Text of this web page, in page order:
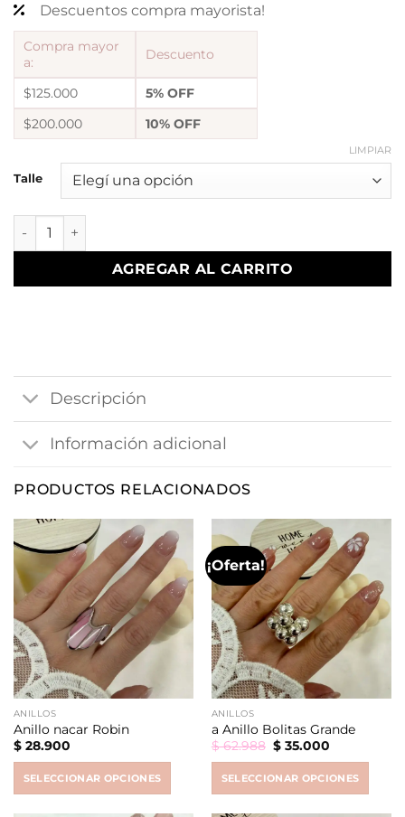
Descuentos compra mayorista!
Compra mayor
a:
Descuento
$125.000
5% OFF
$200.000
10% OFF
Talle
LIMPIAR
Anillo cubic tricolor pyo 3 cantidad
AGREGAR AL CARRITO
Descripción
Información adicional
PRODUCTOS RELACIONADOS
ANILLOS
Anillo nacar Robin
$28.900
SELECCIONAR OPCIONES
¡Oferta!
ANILLOS
a Anillo Bolitas Grande
$62.988 Original
price
$ 62.988.
$35.000Current
$ 35.000.
SELECCIONAR OPCIONES